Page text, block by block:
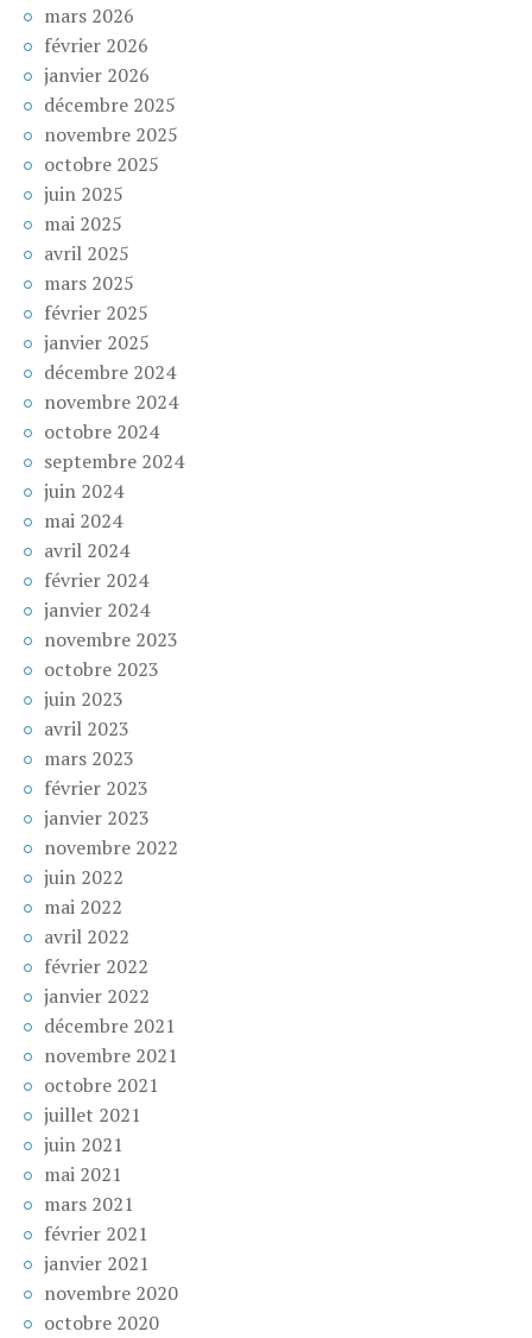
mars 2026
février 2026
janvier 2026
décembre 2025
novembre 2025
octobre 2025
juin 2025
mai 2025
avril 2025
mars 2025
février 2025
janvier 2025
décembre 2024
novembre 2024
octobre 2024
septembre 2024
juin 2024
mai 2024
avril 2024
février 2024
janvier 2024
novembre 2023
octobre 2023
juin 2023
avril 2023
mars 2023
février 2023
janvier 2023
novembre 2022
juin 2022
mai 2022
avril 2022
février 2022
janvier 2022
décembre 2021
novembre 2021
octobre 2021
juillet 2021
juin 2021
mai 2021
mars 2021
février 2021
janvier 2021
novembre 2020
octobre 2020